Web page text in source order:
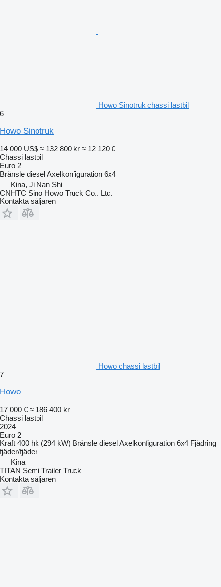
Howo Sinotruk chassi lastbil
6
Howo Sinotruk
14 000 US$ ≈ 132 800 kr ≈ 12 120 €
Chassi lastbil
Euro 2
Bränsle dieselAxelkonfiguration 6x4
Kina, Ji Nan Shi
CNHTC Sino Howo Truck Co., Ltd.
Kontakta säljaren
Howo chassi lastbil
7
Howo
17 000 € ≈ 186 400 kr
Chassi lastbil
2024
Euro 2
Kraft 400 hk (294 kW) Bränsle dieselAxelkonfiguration 6x4 Fjädring
fjäder/fjäder
Kina
TITAN Semi Trailer Truck
Kontakta säljaren